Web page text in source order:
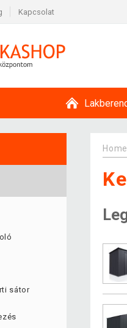
Kapcsolat
sátor
Home